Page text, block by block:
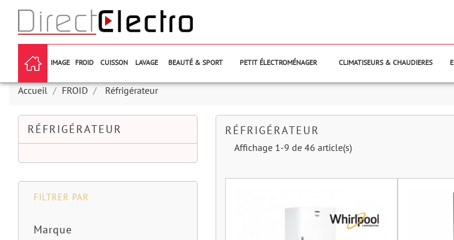
IMAGE FROID CUISSON LAVAGE BEAUTÉ & SPORT PETIT ÉLECTROMÉNAGER CLIMATISEURS & CHAUDIERES
Accueil FROID Réfrigérateur
RÉFRIGÉRATEUR
FILTRER PAR
Marque
RÉFRIGÉRATEUR
Affichage 1-9 de 46 article(s)